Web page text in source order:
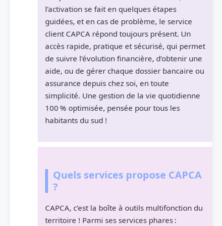
l’activation se fait en quelques étapes
guidées, et en cas de problème, le service
client CAPCA répond toujours présent. Un
accès rapide, pratique et sécurisé, qui permet
de suivre l’évolution financière, d’obtenir une
aide, ou de gérer chaque dossier bancaire ou
assurance depuis chez soi, en toute
simplicité. Une gestion de la vie quotidienne
100 % optimisée, pensée pour tous les
habitants du sud !
Quels services propose CAPCA
?
CAPCA, c’est la boîte à outils multifonction du
territoire ! Parmi ses services phares :